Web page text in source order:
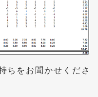
ちをお聞かせくださ